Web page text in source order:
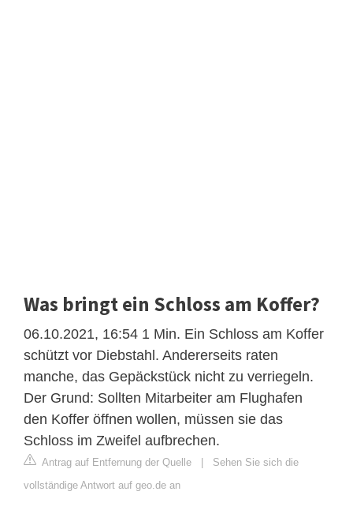
Was bringt ein Schloss am Koffer?
06.10.2021, 16:54 1 Min. Ein Schloss am Koffer
schützt vor Diebstahl. Andererseits raten
manche, das Gepäckstück nicht zu verriegeln.
Der Grund: Sollten Mitarbeiter am Flughafen
den Koffer öffnen wollen, müssen sie das
Schloss im Zweifel aufbrechen.
Antrag auf Entfernung der Quelle | Sehen Sie sich die
vollständige Antwort auf geo.de an